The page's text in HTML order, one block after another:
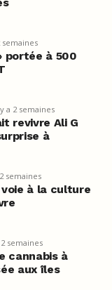
semaines
portée à 500
a 2 semaines
revivre Ali G
à
semaines
à la culture
semaines
cannabis à
aux îles